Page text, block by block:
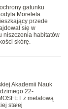
gatunku
Moreleta
przede
się w
niszczenia habitatów
skórę.
Akademii Nauk
22-
z metalową
stałej